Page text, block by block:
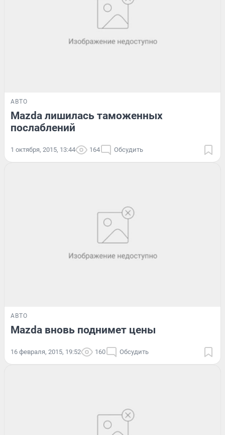
АВТО
Mazda лишилась таможенных
послаблений
1 октября, 2015, 13:44 164 Обсудить
АВТО
Mazda вновь поднимет цены
16 февраля, 2015, 19:52 160 Обсудить